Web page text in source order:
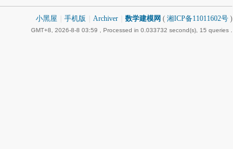
小黑屋 手机版 Archiver 数学建模网 ( 湘ICP备11011602号 )
GMT+8, 2026-8-8 03:59 , Processed in 0.033732 second(s), 15 queries .